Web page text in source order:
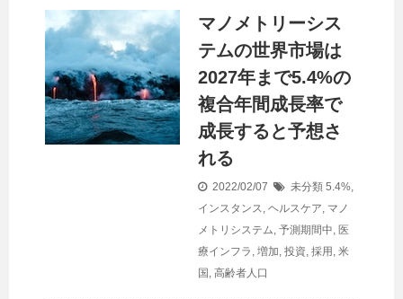
マノメトリーシス
テムの世界市場は
2027年まで5.4%の
複合年間成長率で
成長すると予想さ
れる
2022/02/07 未分類 5.4%,
インスタンス, ヘルスケア, マノ
メトリシステム, 予測期間中, 医
療インフラ , 増加, 投資, 採用 , 米
国 , 高齢者人口